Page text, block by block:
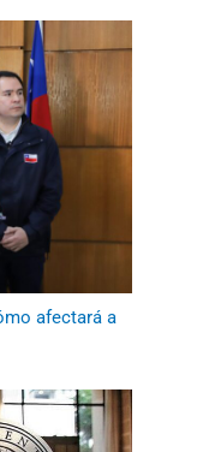
afectará a